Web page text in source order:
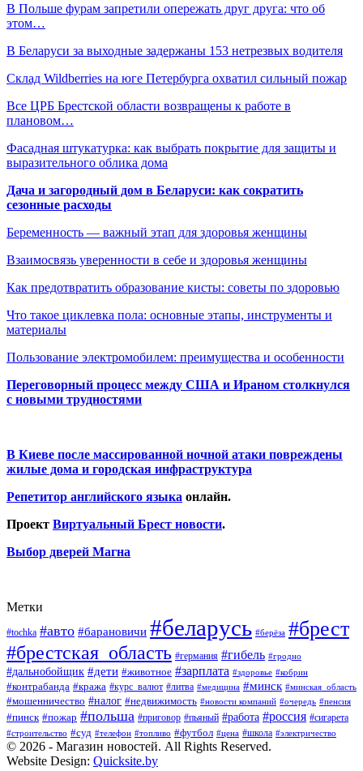
В Польше фурам запретили опережать друг друга: что об
этом…
В Беларуси за выходные задержаны 153 нетрезвых водителя
Склад Wildberries на юге Петербурга охватил сильный пожар
Все ЦРБ Брестской области возвращены к работе в
плановом…
Фасадная штукатурка: как выбрать покрытие для защиты и
выразительного облика дома
Дача и загородный дом в Беларуси: как сократить
сезонные расходы
Беременность — важный этап для здоровья женщины
Взаимосвязь уверенности в себе и здоровья женщины
Как предотвратить образование кисты: советы по здоровью
Что такое циклевка пола: основные этапы, инструменты и
материалы
Пользование электромобилем: преимущества и особенности
Переговорный процесс между США и Ираном столкнулся
с новыми трудностями
В Киеве после массированной ночной атаки повреждены
жилые дома и городская инфраструктура
Репетитор английского языка онлайн.
Проект Виртуальный Брест новости.
Выбор дверей Магна
Метки
#tochka #авто #барановичи #беларусь #берёза #брест
#брестская_область #германия #гибель #гродно
#дальнобойщик #дети #животное #зарплата #здоровье #кобрин
#контрабанда #кража #курс_валют #литва #медицина #минск #минская_область
#мошенничество #налог #недвижимость #новости компаний #очередь #пенсия
#пинск #пожар #польша #приговор #пьяный #работа #россия #сигарета
#строительство #суд #телефон #топливо #футбол #цена #школа #электричество
© 2026 - Магазин новостей. All Rights Reserved.
Website Design: Quicksite.by